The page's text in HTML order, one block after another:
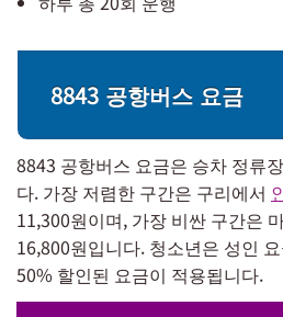
8843 공항버스 요금
8843 공항버스 요금은 승차 정류
다. 가장 저렴한 구간은 구리에서
11,300원이며, 가장 비싼 구간은
16,800원입니다. 청소년은 성인
50% 할인된 요금이 적용됩니다.